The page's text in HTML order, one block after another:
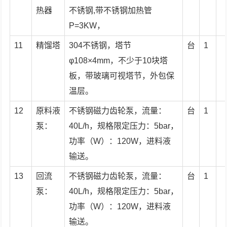
热器
不锈钢,带不锈钢加热管
P=3KW，
11 精馏塔
304不锈钢，塔节
φ108×4mm，不少于10块塔
板，带玻璃可视塔节，外包保
温层。
台 1
12
原料液
泵：
不锈钢磁力齿轮泵，流量：
40L/h，规格限定压力：5bar，
功率（W）：120W，进料液
输送。
台 1
13
回流
泵：
不锈钢磁力齿轮泵，流量：
40L/h，规格限定压力：5bar，
功率（W）：120W，进料液
输送。
台 1